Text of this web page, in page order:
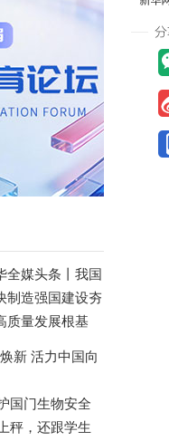
全媒头条丨 我国
制造强国建设夯
质量发展根基
新 活力中国向
国门生物安全
秤，还跟学生